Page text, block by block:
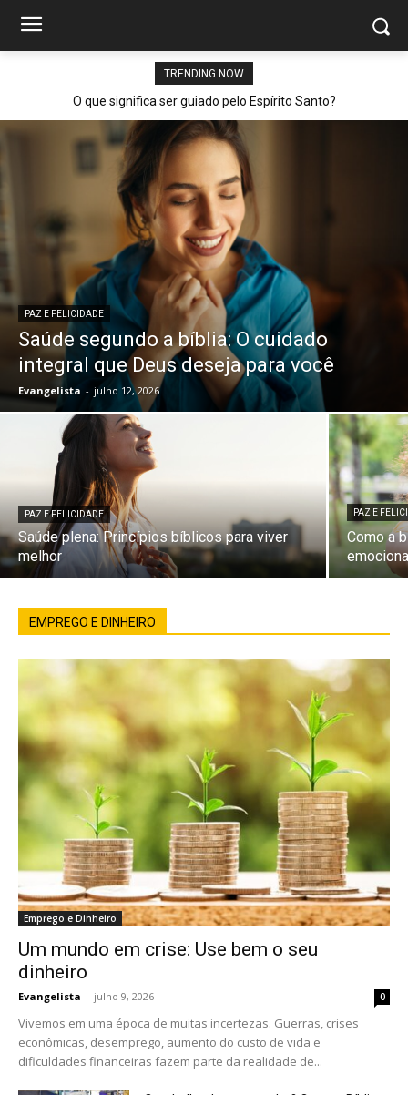
TRENDING NOW
O que significa ser guiado pelo Espírito Santo?
PAZ E FELICIDADE
Saúde segundo a bíblia: O cuidado
integral que Deus deseja para você
Evangelista - julho 12, 2026
PAZ E FELICIDADE
Saúde plena: Princípios bíblicos para viver
melhor
PAZ E
Como a
EMPREGO E DINHEIRO
Emprego e Dinheiro
Um mundo em crise: Use bem o seu
dinheiro
Evangelista - julho 9, 2026 0
Vivemos em uma época de muitas incertezas. Guerras, crises
econômicas, desemprego, aumento do custo de vida e
dificuldades financeiras fazem parte da realidade de...